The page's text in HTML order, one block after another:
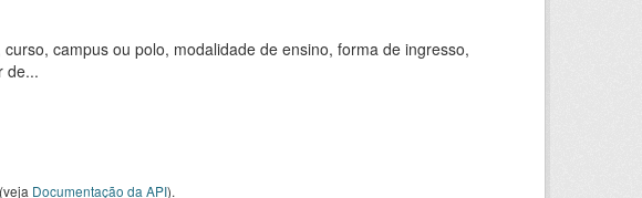
campus ou polo, modalidade de ensino, forma de ingresso,
de...
(veja Documentação da API).